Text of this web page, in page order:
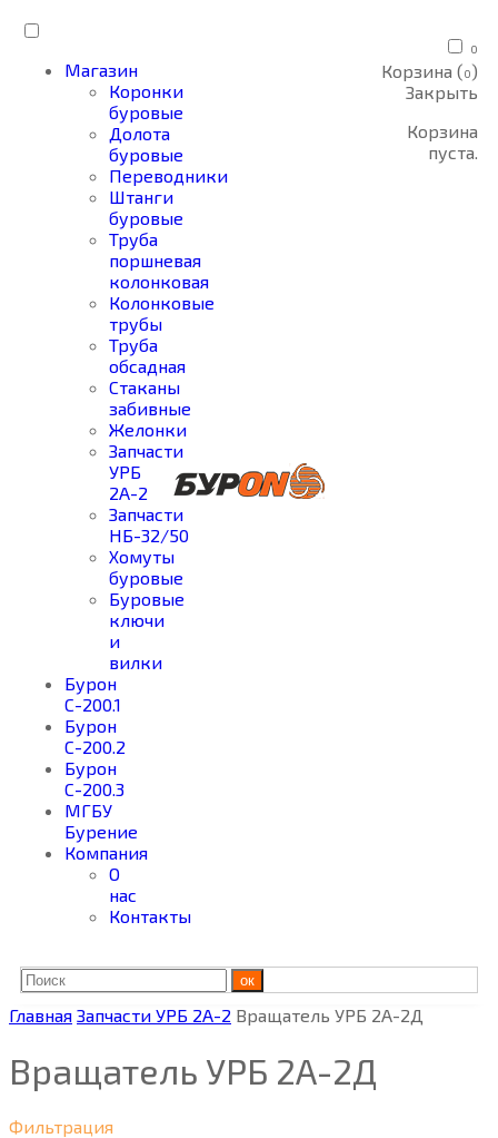
Магазин
Коронки
буровые
Долота
буровые
Переводники
Штанги
буровые
Труба
поршневая
колонковая
Колонковые
трубы
Труба
обсадная
Стаканы
забивные
Желонки
Запчасти
УРБ
2А-2
Запчасти
НБ-32/50
Хомуты
буровые
Буровые
ключи
и
вилки
Бурон
С-200.1
Бурон
С-200.2
Бурон
С-200.3
МГБУ
Бурение
Компания
О
нас
Контакты
0
Корзина (0)
Закрыть
Корзина
пуста.
ок
Главная Запчасти УРБ 2А-2 Вращатель УРБ 2А-2Д
Вращатель УРБ 2А-2Д
Фильтрация